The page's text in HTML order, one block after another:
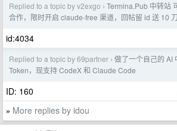
Replied to a topic by v2exgo › Termina.Pub 中转站
合作，限时开启 claude-free 渠道，回帖留 id 送 10
id:4034
Replied to a topic by 69partner › 做了一个自己的 AI
Token，现支持 CodeX 和 Claude Code
ID: 160
» More replies by idou